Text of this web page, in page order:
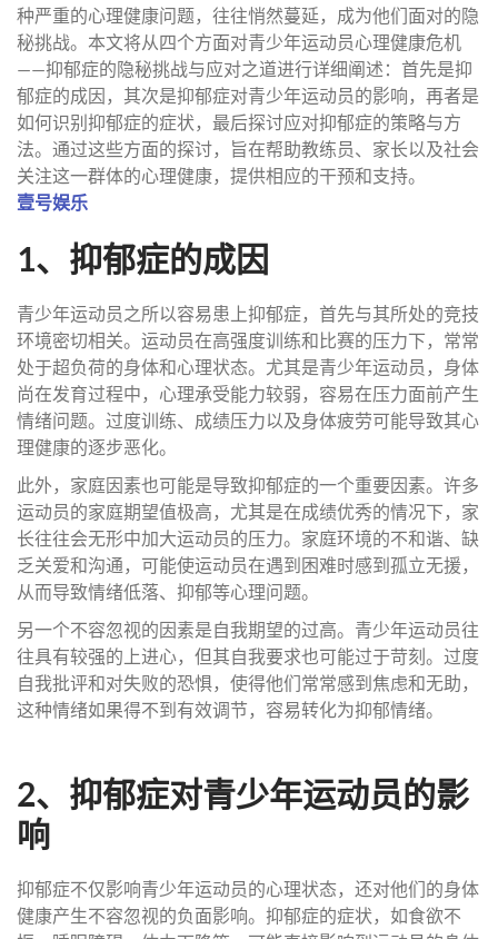
种严重的心理健康问题，往往悄然蔓延，成为他们面对的隐
秘挑战。本文将从四个方面对青少年运动员心理健康危机
——抑郁症的隐秘挑战与应对之道进行详细阐述：首先是抑
郁症的成因，其次是抑郁症对青少年运动员的影响，再者是
如何识别抑郁症的症状，最后探讨应对抑郁症的策略与方
法。通过这些方面的探讨，旨在帮助教练员、家长以及社会
关注这一群体的心理健康，提供相应的干预和支持。
壹号娱乐
1、抑郁症的成因
青少年运动员之所以容易患上抑郁症，首先与其所处的竞技
环境密切相关。运动员在高强度训练和比赛的压力下，常常
处于超负荷的身体和心理状态。尤其是青少年运动员，身体
尚在发育过程中，心理承受能力较弱，容易在压力面前产生
情绪问题。过度训练、成绩压力以及身体疲劳可能导致其心
理健康的逐步恶化。
此外，家庭因素也可能是导致抑郁症的一个重要因素。许多
运动员的家庭期望值极高，尤其是在成绩优秀的情况下，家
长往往会无形中加大运动员的压力。家庭环境的不和谐、缺
乏关爱和沟通，可能使运动员在遇到困难时感到孤立无援，
从而导致情绪低落、抑郁等心理问题。
另一个不容忽视的因素是自我期望的过高。青少年运动员往
往具有较强的上进心，但其自我要求也可能过于苛刻。过度
自我批评和对失败的恐惧，使得他们常常感到焦虑和无助，
这种情绪如果得不到有效调节，容易转化为抑郁情绪。
2、抑郁症对青少年运动员的影
响
抑郁症不仅影响青少年运动员的心理状态，还对他们的身体
健康产生不容忽视的负面影响。抑郁症的症状，如食欲不